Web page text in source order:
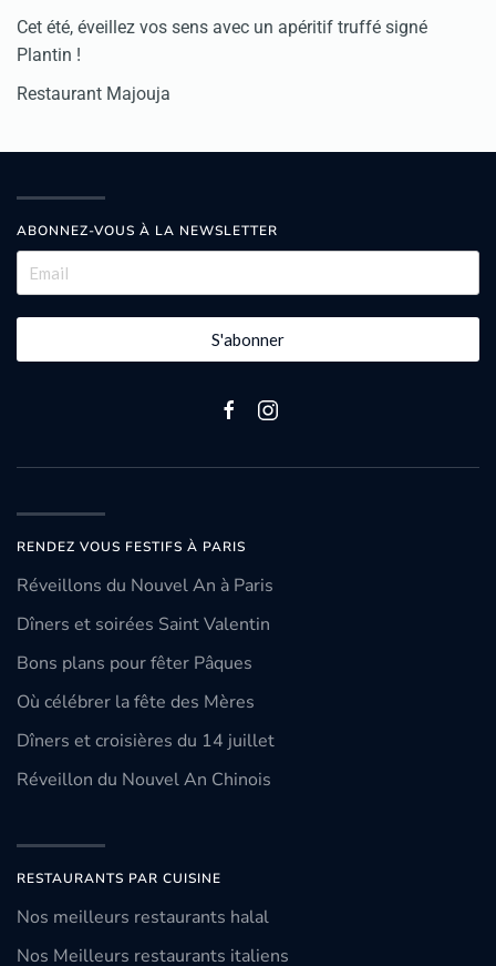
Cet été, éveillez vos sens avec un apéritif truffé signé
Plantin !
Restaurant Majouja
ABONNEZ-VOUS À LA NEWSLETTER
S'abonner
RENDEZ VOUS FESTIFS À PARIS
Réveillons du Nouvel An à Paris
Dîners et soirées Saint Valentin
Bons plans pour fêter Pâques
Où célébrer la fête des Mères
Dîners et croisières du 14 juillet
Réveillon du Nouvel An Chinois
RESTAURANTS PAR CUISINE
Nos meilleurs restaurants halal
Nos Meilleurs restaurants italiens